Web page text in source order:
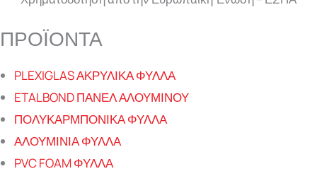
ΠΡΟΪΟΝΤΑ
PLEXIGLAS ΑΚΡΥΛΙΚΑ ΦΥΛΛΑ
ETALBOND ΠΑΝΕΛ ΑΛΟΥΜΙΝΟΥ
ΠΟΛΥΚΑΡΜΠΟΝΙΚΑ ΦΥΛΛΑ
ΑΛΟΥΜΙΝΙΑ ΦΥΛΛΑ
PVC FOAM ΦΥΛΛΑ